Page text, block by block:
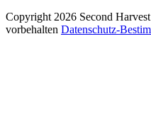
Copyright 2026 Second
vorbehalten Datenschutz-